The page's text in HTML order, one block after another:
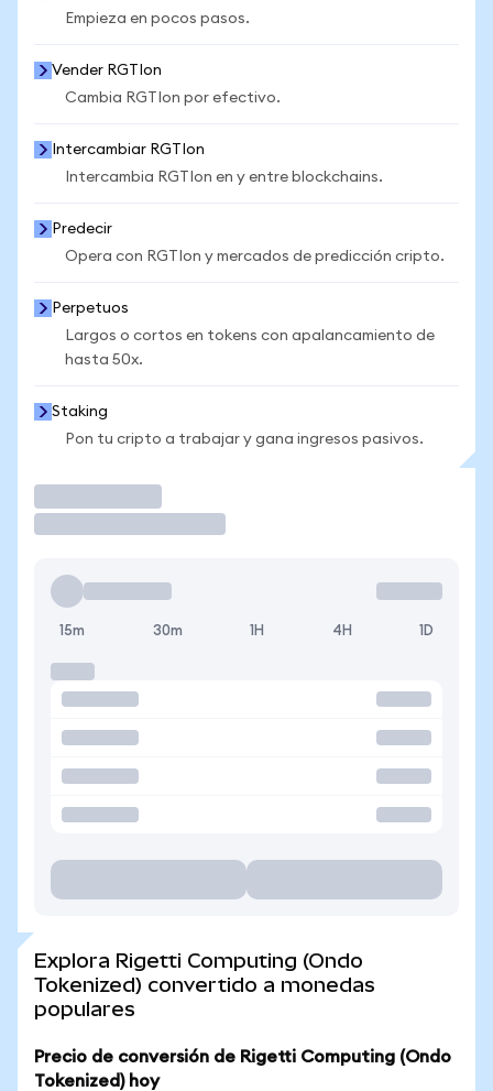
Empieza en pocos pasos.
Vender RGTIon
Cambia RGTIon por efectivo.
Intercambiar RGTIon
Intercambia RGTIon en y entre blockchains.
Predecir
Opera con RGTIon y mercados de predicción cripto.
Perpetuos
Largos o cortos en tokens con apalancamiento de
hasta 50x.
Staking
Pon tu cripto a trabajar y gana ingresos pasivos.
15m 30m 1H 4H 1D
Explora Rigetti Computing (Ondo
Tokenized) convertido a monedas
populares
Precio de conversión de Rigetti Computing (Ondo
Tokenized) hoy